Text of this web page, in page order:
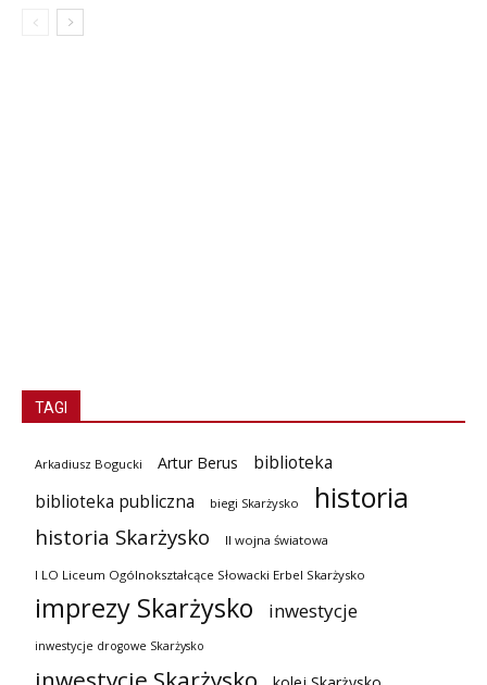
TAGI
Arkadiusz Bogucki Artur Berus
biblioteka
biblioteka publiczna
biegi Skarżysko historia
historia Skarżysko II wojna światowa
I LO Liceum Ogólnokształcące Słowacki Erbel Skarżysko
imprezy Skarżysko inwestycje
inwestycje drogowe Skarżysko